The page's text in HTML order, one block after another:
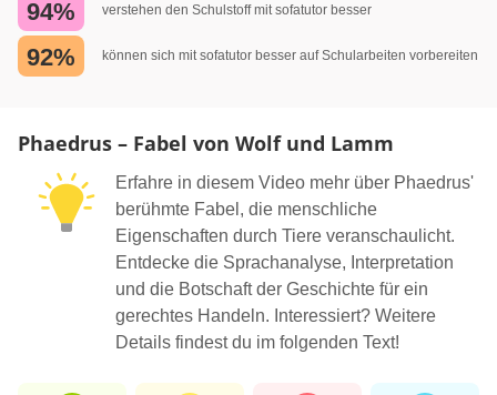
94% verstehen den Schulstoff mit sofatutor besser
92% können sich mit sofatutor besser auf Schularbeiten vorbereiten
Phaedrus – Fabel von Wolf und Lamm
Erfahre in diesem Video mehr über Phaedrus'
berühmte Fabel, die menschliche
Eigenschaften durch Tiere veranschaulicht.
Entdecke die Sprachanalyse, Interpretation
und die Botschaft der Geschichte für ein
gerechtes Handeln. Interessiert? Weitere
Details findest du im folgenden Text!